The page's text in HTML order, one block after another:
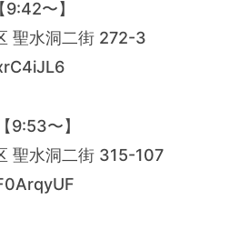
〜】
聖水洞二街 272-3
9:53〜】
聖水洞二街 315-107